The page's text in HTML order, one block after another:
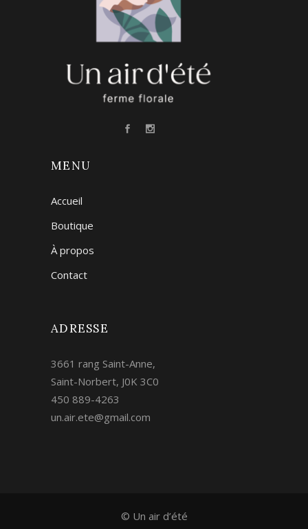
MENU
Accueil
Boutique
À propos
Contact
ADRESSE
3661 rang Saint-Anne,
Saint-Norbert, J0K 3C0
450 889-4263
un.air.ete@gmail.com
© Un air d’été